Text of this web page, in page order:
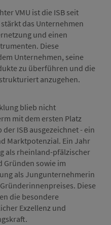
VMU ist die ISB seit
das Unternehmen
und einen
Diese
Unternehmen, seine
zu überführen und die
anzugehen.
blieb nicht
mit dem ersten Platz
ISB ausgezeichnet - ein
Marktpotenzial. Ein Jahr
als rheinland-pfälzischer
Gründen sowie im
als Jungunternehmerin
Diese
die besondere
Exzellenz und